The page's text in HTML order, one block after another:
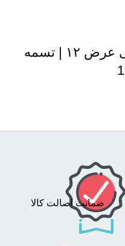
تسمه بسته بندی طوسی عرض ۱۲ | تسمه
ضمانت اصالت کالا